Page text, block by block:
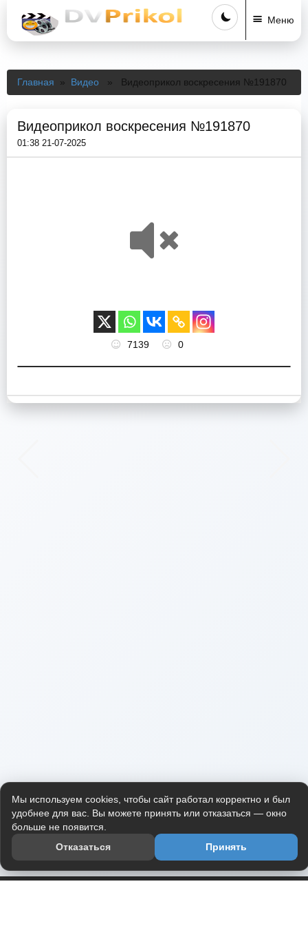
Меню
Главная » Видео » Видеоприкол воскресения №191870
Видеоприкол воскресения №191870
01:38 21-07-2025
7139 0
Мы используем cookies, чтобы сайт работал корректно и был
удобнее для вас. Вы можете принять или отказаться — окно
больше не появится.
Отказаться
Принять